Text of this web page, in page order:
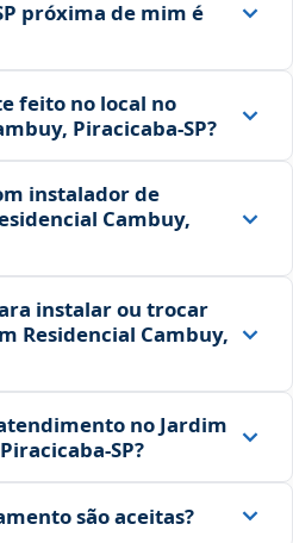
próxima de mim é
feito no local no
Piracicaba‑SP?
instalador de
Cambuy,
instalar ou trocar
Residencial Cambuy,
no Jardim
são aceitas?